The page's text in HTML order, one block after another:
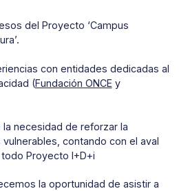
del Proyecto ‘Campus
con entidades dedicadas al
(Fundación ONCE y
necesidad de reforzar la
contando con el aval
Proyecto I+D+i
la oportunidad de asistir a